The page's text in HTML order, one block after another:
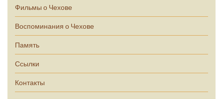
Фильмы о Чехове
Воспоминания о Чехове
Память
Ссылки
Контакты